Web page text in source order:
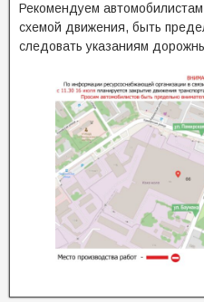
Рекомендуем
схемой движения, быть
следовать указаниям